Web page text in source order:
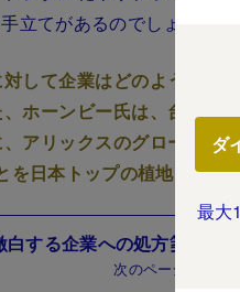
立てがあるのでしょうか。
して企業はどのようなア
ホーンビー氏は、台頭す
アリックスのグローバル
を日本トップの植地氏が明
する企業への処方箋、日
次のページ
ダ
最大